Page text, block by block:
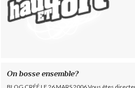
On bosse ensemble?